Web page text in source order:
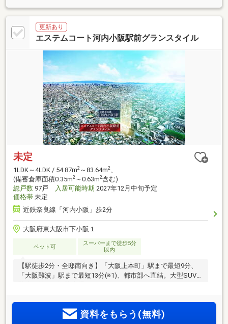
更新あり
エステムコート河内小阪駅前グランスタイル
未定
1LDK～4LDK / 54.87m2 ～83.64m2、
(備蓄倉庫面積0.35m2 ～0.63m2含む)
総戸数 97戸 入居可能時期 2027年12月中旬予定
価格帯 未定
近鉄奈良線「河内小阪」歩2分
大阪府東大阪市下小阪１
ペット可
スーパーまで徒歩5分
以内
【駅徒歩2分・全邸南向き】「大阪上本町」駅まで最短9分、
「大阪難波」駅まで最短13分(※1)、都市部へ直結。大型SUVも
なども揃い子育て世帯に優しい住環境【資料請求受付開始】
資料をもらう(無料)